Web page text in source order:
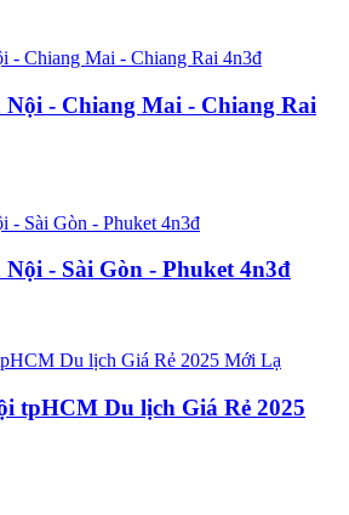
- Chiang Mai - Chiang Rai
- Sài Gòn - Phuket 4n3đ
tpHCM Du lịch Giá Rẻ 2025